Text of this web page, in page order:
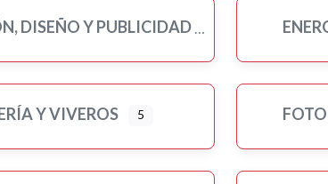
DISEÑO Y PUBLICIDAD
Y VIVEROS 5